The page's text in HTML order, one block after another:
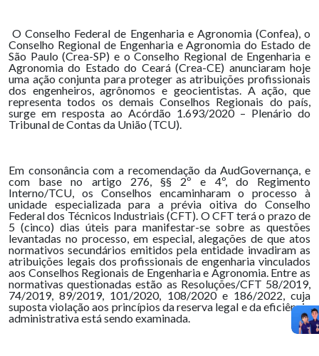
O Conselho Federal de Engenharia e Agronomia (Confea), o
Conselho Regional de Engenharia e Agronomia do Estado de
São Paulo (Crea-SP) e o Conselho Regional de Engenharia e
Agronomia do Estado do Ceará (Crea-CE) anunciaram hoje
uma ação conjunta para proteger as atribuições profissionais
dos engenheiros, agrônomos e geocientistas. A ação, que
representa todos os demais Conselhos Regionais do país,
surge em resposta ao Acórdão 1.693/2020 – Plenário do
Tribunal de Contas da União (TCU).
Em consonância com a recomendação da AudGovernança, e
com base no artigo 276, §§ 2º e 4º, do Regimento
Interno/TCU, os Conselhos encaminharam o processo à
unidade especializada para a prévia oitiva do Conselho
Federal dos Técnicos Industriais (CFT). O CFT terá o prazo de
5 (cinco) dias úteis para manifestar-se sobre as questões
levantadas no processo, em especial, alegações de que atos
normativos secundários emitidos pela entidade invadiram as
atribuições legais dos profissionais de engenharia vinculados
aos Conselhos Regionais de Engenharia e Agronomia. Entre as
normativas questionadas estão as Resoluções/CFT 58/2019,
74/2019, 89/2019, 101/2020, 108/2020 e 186/2022, cuja
suposta violação aos princípios da reserva legal e da eficiência
administrativa está sendo examinada.